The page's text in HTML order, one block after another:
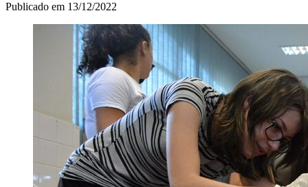
Publicado em 13/12/2022